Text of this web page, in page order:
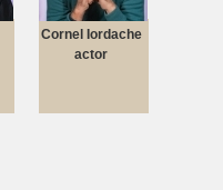
Cornel Iordache
actor